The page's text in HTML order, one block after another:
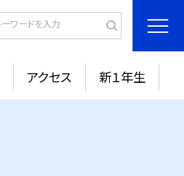
アクセス 新１年生